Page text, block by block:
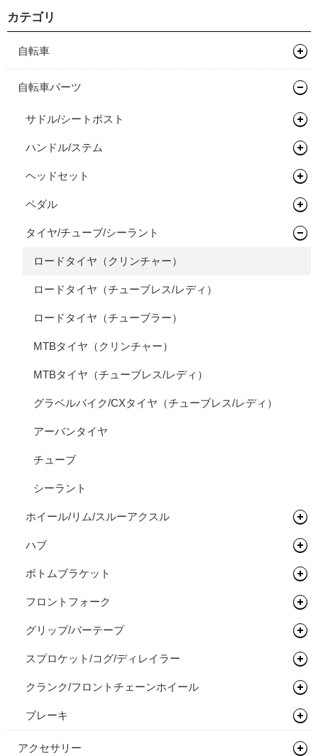
カテゴリ
自転車
マウンテンバイク
オールロードバイク
自転車パーツ
サドル/シートポスト
サドル
シートポスト
ハンドル/ステム
ドロップバー
フラットバー
ステム
ライザーバー
TTバー（エクステンションバー）
ヘッドセット
ヘッドセット
関連パーツ
ペダル
フラットペダル
ビンディングペダル
タイヤ/チューブ/シーラント
ロードタイヤ（クリンチャー）
ロードタイヤ（チューブレス/レディ）
ロードタイヤ（チューブラー）
MTBタイヤ（クリンチャー）
MTBタイヤ（チューブレス/レディ）
グラベルバイク/CXタイヤ（チューブレス/レディ）
アーバンタイヤ
チューブ
シーラント
ホイール/リム/スルーアクスル
完組ホイール
リム
リムテープ/チューブレステープ
リムセメント
バルブ/チューブレスバルブ
スルーアクスル
チューブラーテープ
ハブ
フロントハブ
リアハブ
関連パーツ
ボトムブラケット
ネジ切りタイプ
関連パーツ
フロントフォーク
リジットフォーク
サスペンションフォーク
グリップ/バーテープ
グリップ
バーテープ
スプロケット/コグ/ディレイラー
シングルコグ
チェーンテンショナー
クランク/フロントチェーンホイール
チェーンリング
ブレーキ
ディスクロ―ター
アクセサリー